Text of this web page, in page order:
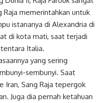
memerintahkan untuk
istananya di Alexandria di
di kota mati, saat terjadi
Italia.
yang sering
sembunyi. Saat
Iran, Sang Raja tepergok
Juga dia pernah ketahuan